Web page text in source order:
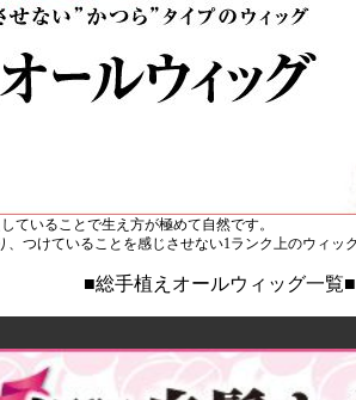
ていることで生え方が極めて自然です。
つけていることを感じさせない1ランク上のウィッ
■総手植えオールウィッグ一覧■